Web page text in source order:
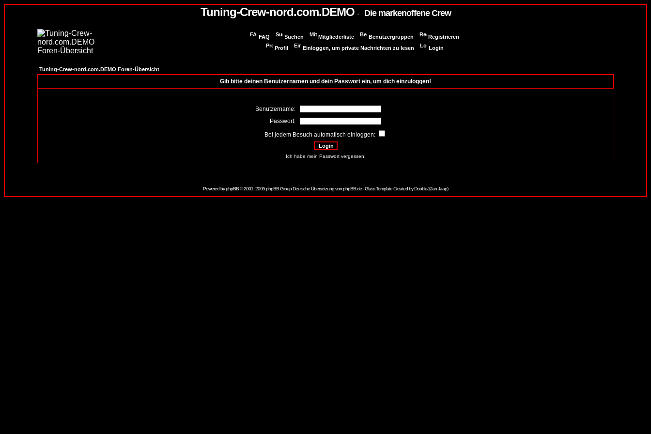
Tuning-Crew-nord.com.DEMO- Die markenoffene Crew
FAQ Suchen Mitgliederliste Benutzergruppen
Registrieren
Profil
Einloggen, um private Nachrichten zu lesen Login
Tuning-Crew-nord.com.DEMO Foren-Übersicht
Gib bitte deinen Benutzernamen und dein Passwort ein, um dich einzuloggen!
Benutzername:
Passwort:
Bei jedem Besuch automatisch einloggen:
Ich habe mein Passwort vergessen!
Powered byphpBB© 2001, 2005 phpBB Group Deutsche Übersetzung vonphpBB.de- Glass Template Created byDoubleJ(Jan Jaap)